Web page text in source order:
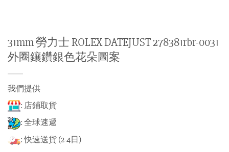
31mm 勞力士 ROLEX DATEJUST 278381rbr-0031
外圈鑲鑽銀色花朵圖案
我們提供
: 店鋪取貨
: 全球速遞
: 快速送貨 (2-4日)